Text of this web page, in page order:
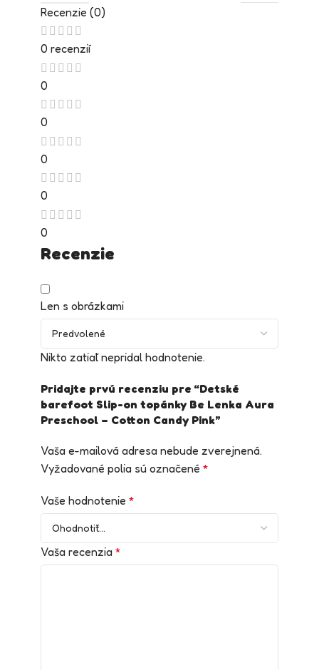
Recenzie (0)
0 recenzií
0
0
0
0
0
Recenzie
Len s obrázkami
Nikto zatiaľ nepridal hodnotenie.
Pridajte prvú recenziu pre “Detské
barefoot Slip-on topánky Be Lenka Aura
Preschool – Cotton Candy Pink”
Vaša e-mailová adresa nebude zverejnená.
Vyžadované polia sú označené *
Vaše hodnotenie *
Vaša recenzia *